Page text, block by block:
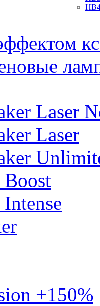
Laser
Laser
+150%